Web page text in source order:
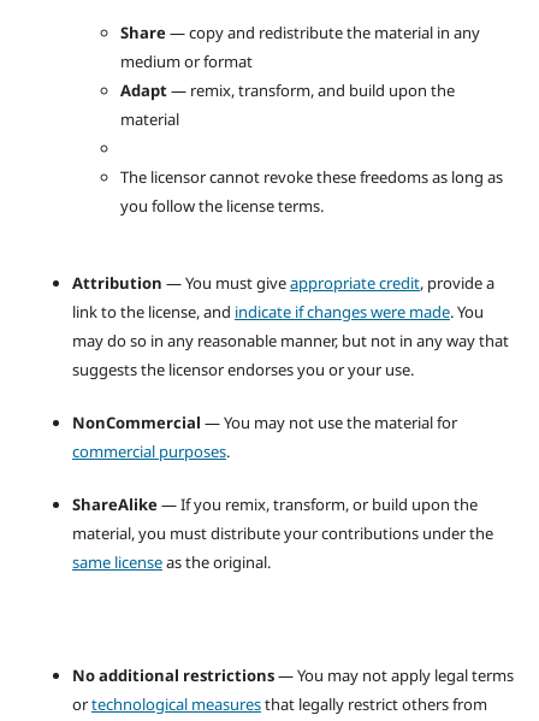
Share— copy and redistribute the material in any
medium or format
Adapt— remix, transform, and build upon the
material
The licensor cannot revoke these freedoms as long as
you follow the license terms.
Attribution — You must giveappropriate credit, provide a
link to the license, and indicate if changes were made. You
may do so in any reasonable manner, but not in any way that
suggests the licensor endorses you or your use.
NonCommercial — You may not use the material for
commercial purposes.
ShareAlike— If you remix, transform, or build upon the
material, you must distribute your contributions under the
same licenseas the original.
No additional restrictions— You may not apply legal terms
ortechnological measuresthat legally restrict others from